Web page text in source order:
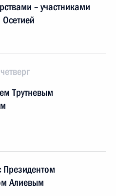
– участниками
Трутневым
Президентом
Алиевым